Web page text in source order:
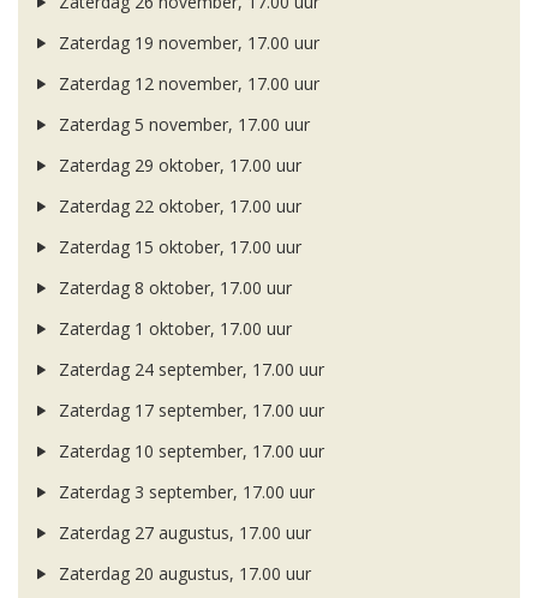
Zaterdag 19 november, 17.00 uur
Zaterdag 12 november, 17.00 uur
Zaterdag 5 november, 17.00 uur
Zaterdag 29 oktober, 17.00 uur
Zaterdag 22 oktober, 17.00 uur
Zaterdag 15 oktober, 17.00 uur
Zaterdag 8 oktober, 17.00 uur
Zaterdag 1 oktober, 17.00 uur
Zaterdag 24 september, 17.00 uur
Zaterdag 17 september, 17.00 uur
Zaterdag 10 september, 17.00 uur
Zaterdag 3 september, 17.00 uur
Zaterdag 27 augustus, 17.00 uur
Zaterdag 20 augustus, 17.00 uur